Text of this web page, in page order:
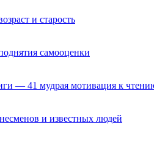
и старость
самооценки
— 41 мудрая мотивация к
и известных людей